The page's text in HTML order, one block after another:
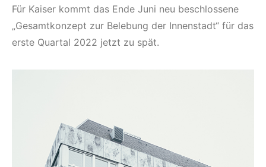
Für Kaiser kommt das Ende Juni neu beschlossene
„Gesamtkonzept zur Belebung der Innenstadt“ für das
erste Quartal 2022 jetzt zu spät.